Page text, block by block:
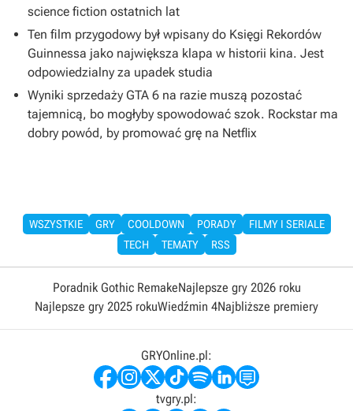
science fiction ostatnich lat
Ten film przygodowy był wpisany do Księgi Rekordów
Guinnessa jako największa klapa w historii kina. Jest
odpowiedzialny za upadek studia
Wyniki sprzedaży GTA 6 na razie muszą pozostać
tajemnicą, bo mogłyby spowodować szok. Rockstar ma
dobry powód, by promować grę na Netflix
WSZYSTKIE GRY COOLDOWN PORADY
FILMY I SERIALE
TECH
TEMATY RSS
Poradnik Gothic RemakeNajlepsze gry 2026 roku
Najlepsze gry 2025 rokuWiedźmin 4Najbliższe premiery
GRYOnline.pl:
tvgry.pl: